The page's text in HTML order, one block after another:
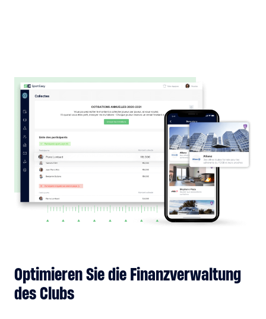
Optimieren Sie die Finanzverwaltung
des Clubs